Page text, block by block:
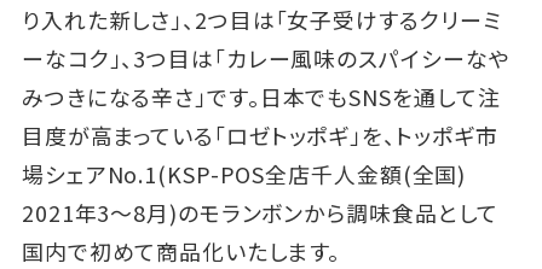
り入れた新しさ」、2つ目は「女子受けするクリーミ
ーなコク」、3つ目は「カレー風味のスパイシーなや
みつきになる辛さ」です。日本でもSNSを通して注
目度が高まっている「ロゼトッポギ」を、トッポギ市
場シェアNo.1(KSP-POS全店千人金額(全国)
2021年3～8月)のモランボンから調味食品として
国内で初めて商品化いたします。